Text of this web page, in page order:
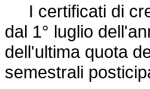
I certificati di
dal 1° luglio
dell'ultima quota
semestrali